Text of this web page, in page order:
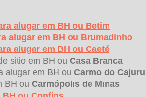
alugar em BH ou Betim
alugar em BH ou Brumadinho
alugar em BH ou Caeté
sitio em BH ou Casa Branca
alugar em BH ou Carmo do Cajuru
BH ou Carmópolis de Minas